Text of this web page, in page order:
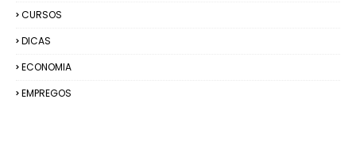
CURSOS
DICAS
ECONOMIA
EMPREGOS